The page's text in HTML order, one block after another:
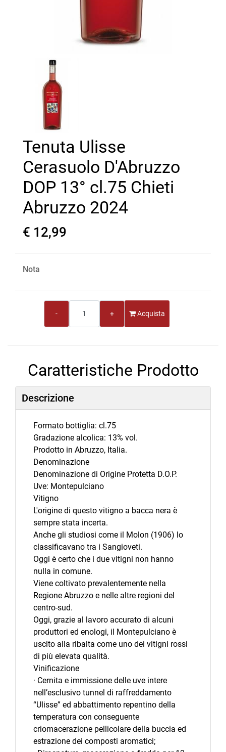
Tenuta Ulisse
Cerasuolo D'Abruzzo
DOP 13° cl.75 Chieti
Abruzzo 2024
€ 12,99
Nota
Acquista
Caratteristiche Prodotto
Descrizione
Formato bottiglia: cl.75
Gradazione alcolica: 13% vol.
Prodotto in Abruzzo, Italia.
Denominazione
Denominazione di Origine Protetta D.O.P.
Uve: Montepulciano
Vitigno
L'origine di questo vitigno a bacca nera è
sempre stata incerta.
Anche gli studiosi come il Molon (1906) lo
classificavano tra i Sangioveti.
Oggi è certo che i due vitigni non hanno
nulla in comune.
Viene coltivato prevalentemente nella
Regione Abruzzo e nelle altre regioni del
centro-sud.
Oggi, grazie al lavoro accurato di alcuni
produttori ed enologi, il Montepulciano è
uscito alla ribalta come uno dei vitigni rossi
di più elevata qualità.
Vinificazione
· Cernita e immissione delle uve intere
nell’esclusivo tunnel di raffreddamento
“Ulisse” ed abbattimento repentino della
temperatura con conseguente
criomacerazione pellicolare della buccia ed
estrazione dei composti aromatici;